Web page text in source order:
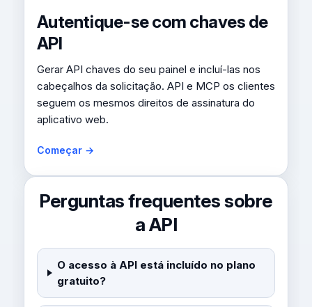
Autentique-se com chaves de
API
Gerar API chaves do seu painel e incluí-las nos
cabeçalhos da solicitação. API e MCP os clientes
seguem os mesmos direitos de assinatura do
aplicativo web.
Começar →
Perguntas frequentes sobre
a API
O acesso à API está incluído no plano
gratuito?